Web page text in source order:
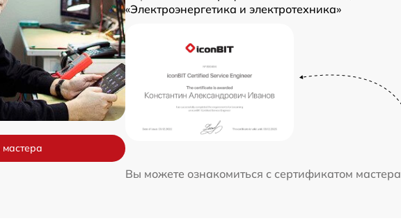
«Электроэнергетика и электротехника»
Вы можете ознакомиться с сертификатом мастера